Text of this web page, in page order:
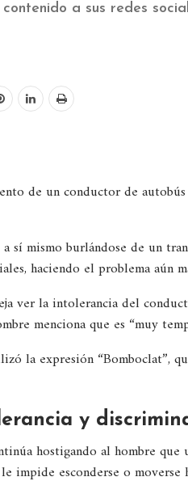
a sus redes
de un conductor de
sí mismo burlándose de un
haciendo el problema aún
ver la intolerancia del
menciona que es “muy
la expresión “Bomboclat”,
y
hostigando al hombre que
impide esconderse o moverse